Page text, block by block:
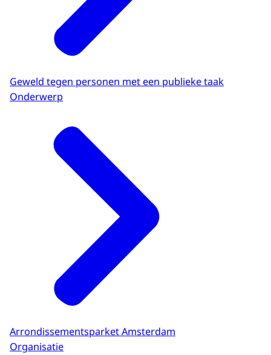
Geweld tegen personen met een publieke taak
Onderwerp
Arrondissementsparket Amsterdam
Organisatie